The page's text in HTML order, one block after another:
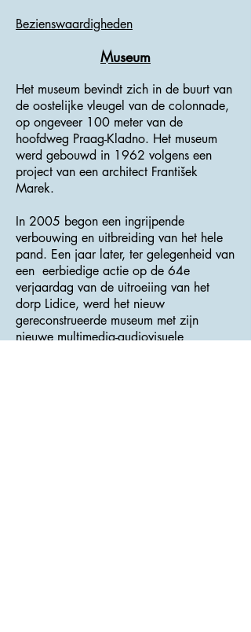
Bezienswaardigheden
Museum
Het museum bevindt zich in de buurt van
de oostelijke vleugel van de colonnade,
op ongeveer 100 meter van de
hoofdweg Praag-Kladno. Het museum
werd gebouwd in 1962 volgens een
project van een architect František
Marek.
In 2005 begon een ingrijpende
verbouwing en uitbreiding van het hele
pand. Een jaar later, ter gelegenheid van
een eerbiedige actie op de 64e
verjaardag van de uitroeiing van het
dorp Lidice, werd het nieuw
gereconstrueerde museum met zijn
nieuwe multimedia-audiovisuele